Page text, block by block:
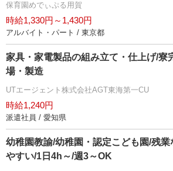
保育園めでぃぷる用賀
時給1,330円～1,430円
アルバイト・パート / 東京都
家具・家電製品の組み立て・仕上げ/寮
場・製造
UTエージェント株式会社AGT東海第一CU
時給1,240円
派遣社員 / 愛知県
幼稚園教諭/幼稚園・認定こども園/残業
すい/1日4h～/週3～OK